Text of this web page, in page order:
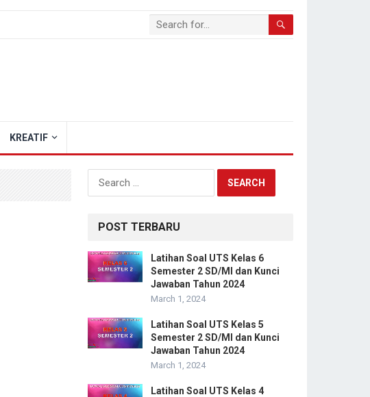
KREATIF
Search
for:
POST TERBARU
Latihan Soal UTS Kelas 6
Semester 2 SD/MI dan Kunci
Jawaban Tahun 2024
March 1, 2024
Latihan Soal UTS Kelas 5
Semester 2 SD/MI dan Kunci
Jawaban Tahun 2024
March 1, 2024
Latihan Soal UTS Kelas 4